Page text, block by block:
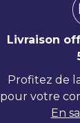
Livraison
Profitez de
pour votre
En